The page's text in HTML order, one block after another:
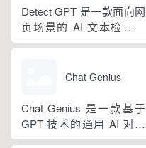
场景，集成伪原创改写、
图生文、多语言翻译、
PPT 大纲生成等通用能
Detect GPT 是一款面向网
页场景的 AI 文本检测工
具，以浏览器插件形态为
网页文字，甄别 GPT 系列
坦福零样本概率曲率检测
技术，无需针对新模型重
新训练，操作简单、无需
Chat Genius
Chat Genius 是一款基于
GPT 技术的通用 AI 对话
应用，依托大模型自然语